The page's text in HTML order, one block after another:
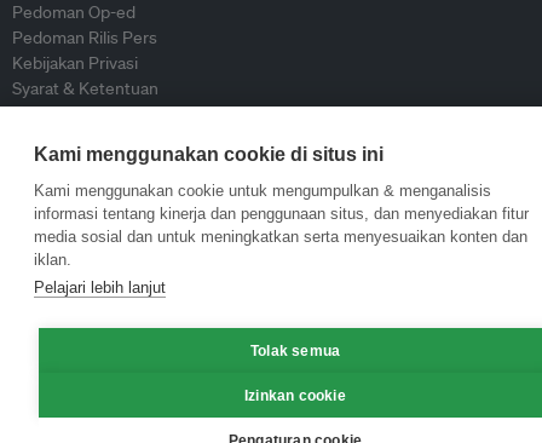
Pedoman Op-ed
Pedoman Rilis Pers
Kebijakan Privasi
Syarat & Ketentuan
© Eco-Business 2009—2026
Kami menggunakan cookie di situs ini
Kami menggunakan cookie untuk mengumpulkan & menganalisis
informasi tentang kinerja dan penggunaan situs, dan menyediakan fitur
media sosial dan untuk meningkatkan serta menyesuaikan konten dan
iklan.
Pelajari lebih lanjut
Tolak semua
Izinkan cookie